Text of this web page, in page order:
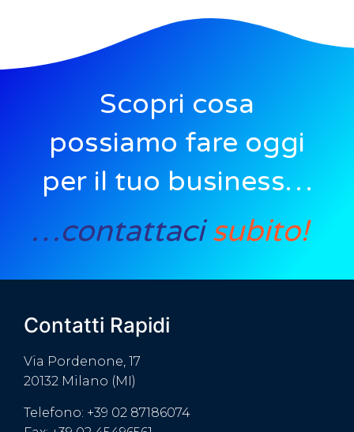
Scopri cosa
possiamo fare oggi
per il tuo business…
…contattacisubito!
Contatti Rapidi
Via Pordenone, 17
20132 Milano (MI)
Telefono: +39 02 87186074